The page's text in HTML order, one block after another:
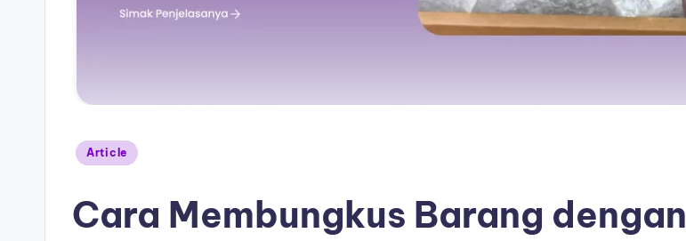
Article
Cara Membungkus Barang dengan